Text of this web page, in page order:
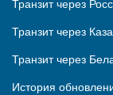
Транзит через
Транзит через
Транзит через
История